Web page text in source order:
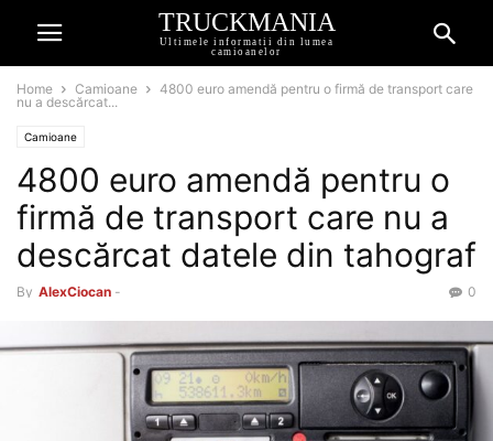
TRUCKMANIA
Ultimele informatii din lumea
camioanelor
Home Camioane
4800 euro amendă pentru o firmă de transport care
nu a descărcat...
Camioane
4800 euro amendă pentru o
firmă de transport care nu a
descărcat datele din tahograf
By AlexCiocan - 0